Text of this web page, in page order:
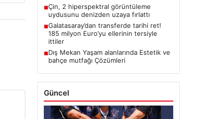
■Çin, 2 hiperspektral görüntüleme
uydusunu denizden uzaya fırlattı
■Galatasaray’dan transferde tarihi ret!
185 milyon Euro’yu ellerinin tersiyle
ittiler
■Dış Mekan Yaşam alanlarında Estetik ve
bahçe mutfağı Çözümleri
Güncel